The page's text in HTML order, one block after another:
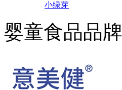
小绿芽
婴童食品品牌